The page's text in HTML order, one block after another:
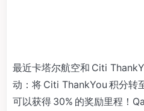
最近卡塔尔航空和 Citi
动：将 Citi ThankYou 积分转
可以获得 30% 的奖励里程！